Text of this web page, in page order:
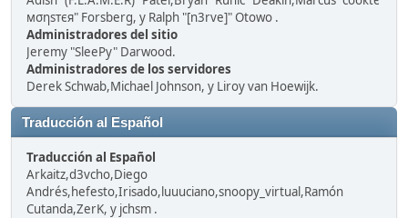
мσηѕтєя" Forsberg, y Ralph "[n3rve]" Otowo .
Administradores del sitio
Jeremy "SleePy" Darwood.
Administradores de los servidores
Derek Schwab,Michael Johnson, y Liroy van Hoewijk.
Traducción al Español
Traducción al Español
Arkaitz,d3vcho,Diego
Andrés,hefesto,Irisado,luuuciano,snoopy_virtual,Ramón
Cutanda,ZerK, y jchsm .